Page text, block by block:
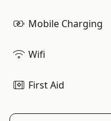
Mobile Charging
Wifi
First Aid